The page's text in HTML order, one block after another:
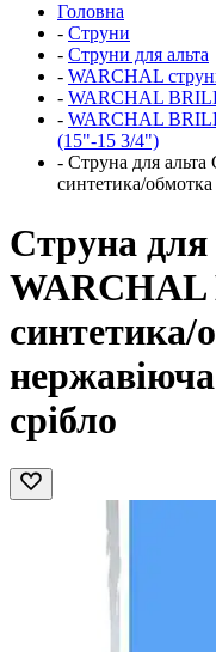
Головна
- Струни
- Струни для альта
- WARCHAL
- WARCHAL
- WARCHAL
(15"-15 3/4")
- Струна для
синтетика/обмотка
Струна
синтетика/
срібло